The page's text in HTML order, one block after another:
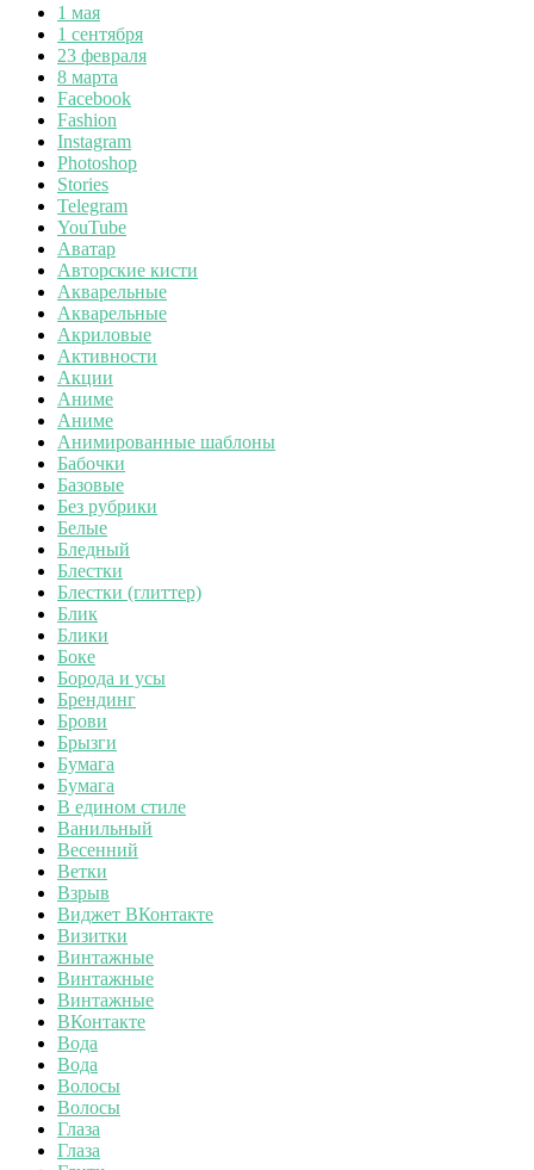
1 мая
1 сентября
23 февраля
8 марта
Facebook
Fashion
Instagram
Photoshop
Stories
Telegram
YouTube
Аватар
Авторские кисти
Акварельные
Акварельные
Акриловые
Активности
Акции
Аниме
Аниме
Анимированные шаблоны
Бабочки
Базовые
Без рубрики
Белые
Бледный
Блестки
Блестки (глиттер)
Блик
Блики
Боке
Борода и усы
Брендинг
Брови
Брызги
Бумага
Бумага
В едином стиле
Ванильный
Весенний
Ветки
Взрыв
Виджет ВКонтакте
Визитки
Винтажные
Винтажные
Винтажные
ВКонтакте
Вода
Вода
Волосы
Волосы
Глаза
Глаза